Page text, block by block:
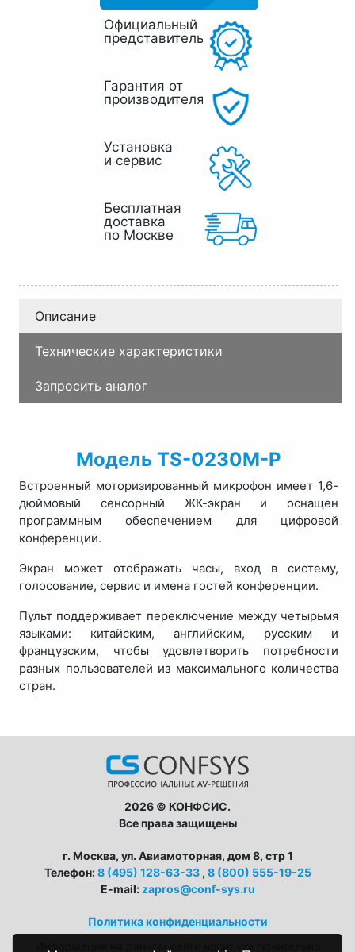
Официальный
представитель
Гарантия от
производителя
Установка
и сервис
Бесплатная
доставка
по Москве
Описание
Технические характеристики
Запросить аналог
Модель TS-0230M-P
Встроенный моторизированный микрофон имеет 1,6-
дюймовый сенсорный ЖК-экран и оснащен
программным обеспечением для цифровой
конференции.
Экран может отображать часы, вход в систему,
голосование, сервис и имена гостей конференции.
Пульт поддерживает переключение между четырьмя
языками: китайским, английским, русским и
французским, чтобы удовлетворить потребности
разных пользователей из максимального количества
стран.
2026 © КОНФСИС.
Все права защищены
г. Москва, ул. Авиамоторная, дом 8, стр 1
Телефон:8 (495) 128-63-33 , 8 (800) 555-19-25
E-mail: zapros@conf-sys.ru
Политика конфиденциальности